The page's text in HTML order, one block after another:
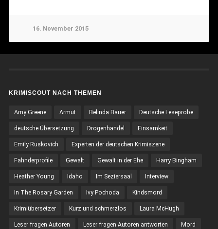
16. November 2015
KRIMISCOUT NACH THEMEN
Amy Greene Armut Belinda Bauer Deutsche Leseprobe
deutsche Übersetzung Drogenhandel Einsamkeit
Emily Ruskovich Experten der deutschen Krimiszene
Fahnderprofile Gewalt Gewalt in der Ehe Harry Bingham
Heather Young Idaho Im Seziersaal Interview
In The Rosary Garden Ivy Pochoda Kindsmord
Krimiübersetzer Kurz und schmerzlos Laura McHugh
Leser fragen Autoren Leser fragen Autoren antworten Mord